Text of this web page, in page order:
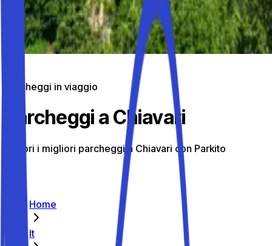
Parcheggi in viaggio
Parcheggi a Chiavari
Scopri i migliori parcheggi a Chiavari con Parkito
Home
It